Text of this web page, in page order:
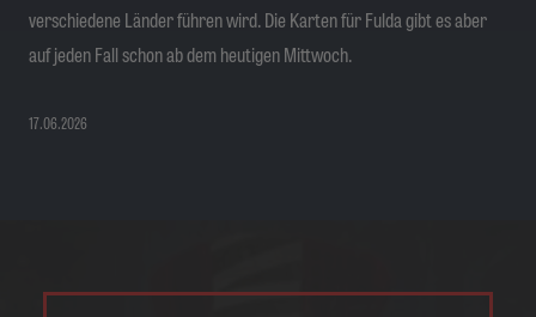
verschiedene Länder führen wird. Die Karten für Fulda gibt es aber
auf jeden Fall schon ab dem heutigen Mittwoch.
17.06.2026